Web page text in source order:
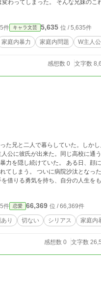
わってしまった。 そんな兄妹のこ
件 キャラ文芸 5,635 位 / 5,635件
家庭内暴力 家庭内問題 W主人公
感想数 0 文字数
た兄と二人で暮らしていた。しか
つけながらも笑う主人公と友人カップルと
てしまう。 ついに病院沙汰となっ
件 恋愛 66,369 位 / 66,369件
り 切ない シリアス 家庭内
感想数 0 文字数